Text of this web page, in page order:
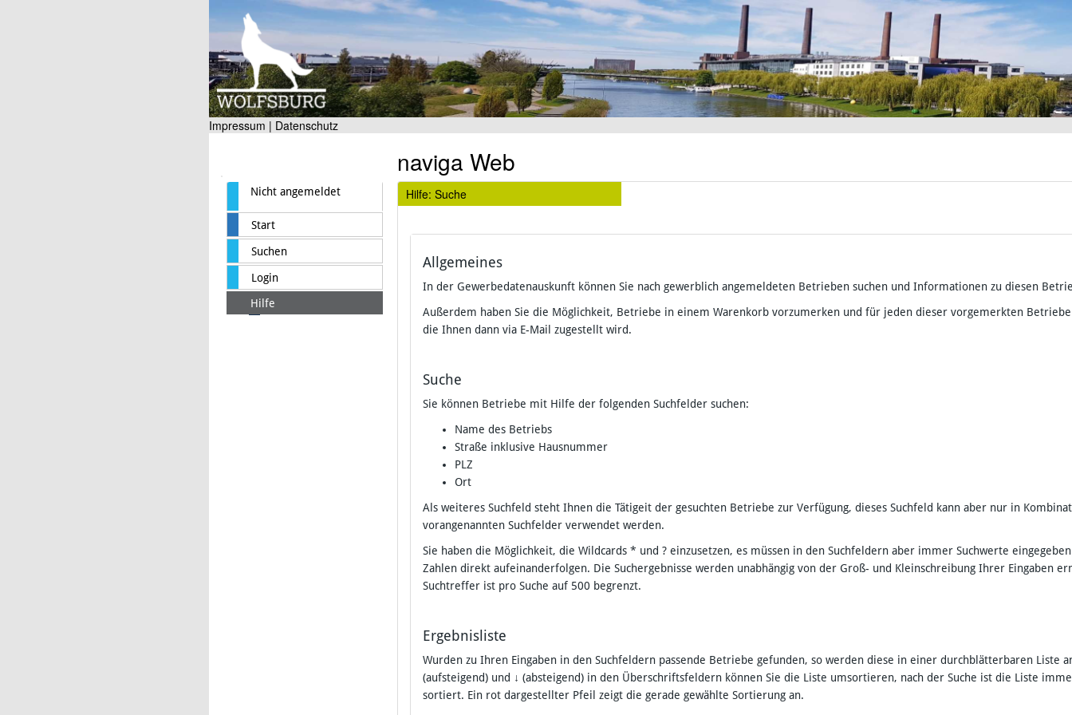
Impressum | Datenschutz
Nicht angemeldet
Start
Suchen
Login
Hilfe
naviga Web
Hilfe: Suche
Allgemeines
In der Gewerbedatenauskunft können Sie nach gewerblich angemeldeten Betrieben suchen und Informationen zu diesen
Außerdem haben Sie die Möglichkeit, Betriebe in einem Warenkorb vorzumerken und für jeden dieser vorgemerkten
die Ihnen dann via E-Mail zugestellt wird.
Suche
Sie können Betriebe mit Hilfe der folgenden Suchfelder suchen:
Name des Betriebs
Straße inklusive Hausnummer
PLZ
Ort
Als weiteres Suchfeld steht Ihnen die Tätigeit der gesuchten Betriebe zur Verfügung, dieses Suchfeld kann aber nur in
vorangenannten Suchfelder verwendet werden.
Sie haben die Möglichkeit, die Wildcards * und ? einzusetzen, es müssen in den Suchfeldern aber immer Suchwerte
Zahlen direkt aufeinanderfolgen. Die Suchergebnisse werden unabhängig von der Groß- und Kleinschreibung Ihrer Eingaben
Suchtreffer ist pro Suche auf 500 begrenzt.
Ergebnisliste
Wurden zu Ihren Eingaben in den Suchfeldern passende Betriebe gefunden, so werden diese in einer durchblätterbaren Liste
(aufsteigend) und ↓ (absteigend) in den Überschriftsfeldern können Sie die Liste umsortieren, nach der Suche ist die Liste
sortiert. Ein rot dargestellter Pfeil zeigt die gerade gewählte Sortierung an.